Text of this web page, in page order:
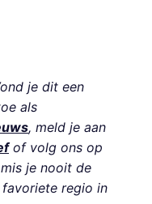
je dit een
als
, meld je aan
of volg ons op
je nooit de
regio in